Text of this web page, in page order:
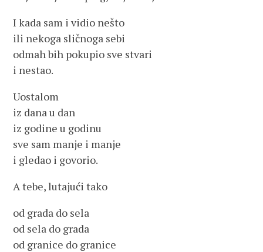
I kada sam i vidio nešto
ili nekoga sličnoga sebi
odmah bih pokupio sve stvari
i nestao.
Uostalom
iz dana u dan
iz godine u godinu
sve sam manje i manje
i gledao i govorio.
A tebe, lutajući tako
od grada do sela
od sela do grada
od granice do granice